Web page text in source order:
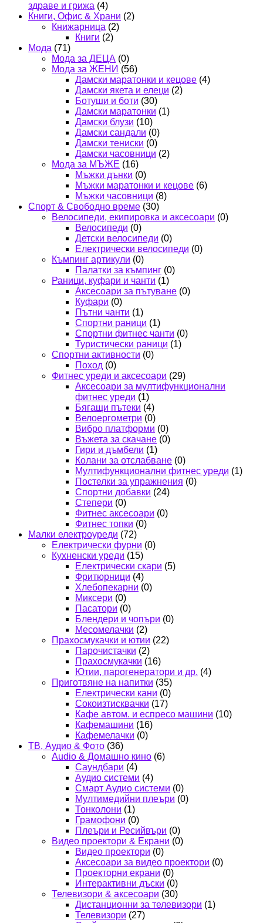
здраве и грижа (4)
Книги, Офис & Храни (2)
Книжарница (2)
Книги (2)
Мода (71)
Мода за ДЕЦА (0)
Мода за ЖЕНИ (56)
Дамски маратонки и кецове (4)
Дамски якета и елеци (2)
Ботуши и боти (30)
Дамски маратонки (1)
Дамски блузи (10)
Дамски сандали (0)
Дамски тениски (0)
Дамски часовници (2)
Мода за МЪЖЕ (16)
Мъжки дънки (0)
Мъжки маратонки и кецове (6)
Мъжки часовници (8)
Спорт & Свободно време (30)
Велосипеди, екипировка и аксесоари (0)
Велосипеди (0)
Детски велосипеди (0)
Електрически велосипеди (0)
Къмпинг артикули (0)
Палатки за къмпинг (0)
Раници, куфари и чанти (1)
Аксесоари за пътуване (0)
Куфари (0)
Пътни чанти (1)
Спортни раници (1)
Спортни фитнес чанти (0)
Туристически раници (1)
Спортни активности (0)
Поход (0)
Фитнес уреди и аксесоари (29)
Аксесоари за мултифункционални
фитнес уреди (1)
Бягащи пътеки (4)
Велоергометри (0)
Вибро платформи (0)
Въжета за скачане (0)
Гири и дъмбели (1)
Колани за отслабване (0)
Мултифункционални фитнес уреди (1)
Постелки за упражнения (0)
Спортни добавки (24)
Степери (0)
Фитнес аксесоари (0)
Фитнес топки (0)
Малки електроуреди (72)
Електрически фурни (0)
Кухненски уреди (15)
Електрически скари (5)
Фритюрници (4)
Хлебопекарни (0)
Миксери (0)
Пасатори (0)
Блендери и чопъри (0)
Месомелачки (2)
Прахосмукачки и ютии (22)
Парочистачки (2)
Прахосмукачки (16)
Ютии, парогенератори и др. (4)
Приготвяне на напитки (35)
Електрически кани (0)
Сокоизтисквачки (17)
Кафе автом. и еспресо машини (10)
Кафемашини (16)
Кафемелачки (0)
ТВ, Аудио & Фото (36)
Audio & Домашно кино (6)
Саундбари (4)
Аудио системи (4)
Смарт Аудио системи (0)
Мултимедийни плеъри (0)
Тонколони (1)
Грамофони (0)
Плеъри и Ресийвъри (0)
Видео проектори & Екрани (0)
Видео проектори (0)
Аксесоари за видео проектори (0)
Проекторни екрани (0)
Интерактивни дъски (0)
Телевизори & аксесоари (30)
Дистанционни за телевизори (1)
Телевизори (27)